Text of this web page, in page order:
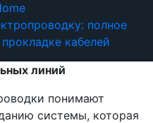
полное
кабелей
линий
понимают
системы, которая